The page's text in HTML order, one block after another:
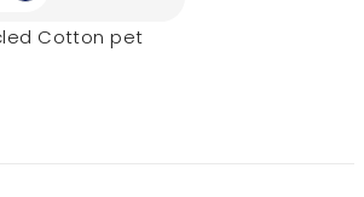
Cotton pet